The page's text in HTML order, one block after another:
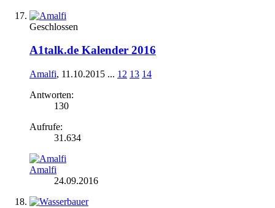
Geschlossen
A1talk.de Kalender 2016
Amalfi, 11.10.2015 ... 12 13 14
Antworten:
130
Aufrufe:
31.634
Amalfi
24.09.2016